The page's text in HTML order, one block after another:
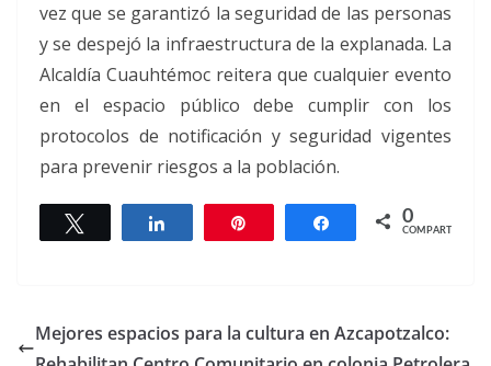
vez que se garantizó la seguridad de las personas
y se despejó la infraestructura de la explanada. La
Alcaldía Cuauhtémoc reitera que cualquier evento
en el espacio público debe cumplir con los
protocolos de notificación y seguridad vigentes
para prevenir riesgos a la población.
Twittear Compartir Compartir
0
COMPARTIR
Mejores espacios para la cultura en Azcapotzalco: